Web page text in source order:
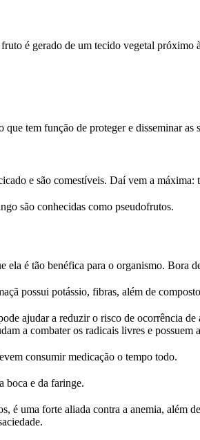
é gerado de um tecido vegetal próximo
tem função de proteger e disseminar as
e são comestíveis. Daí vem a
são conhecidas como pseudofrutos.
ela é tão benéfica para o organismo. Bora
possui potássio, fibras, além de
ajudar a reduzir o risco de ocorrência
a combater os radicais livres e
consumir medicação o tempo todo.
boca e da faringe.
uma forte aliada contra a anemia, além